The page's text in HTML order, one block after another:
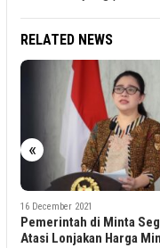
RELATED NEWS
«
16 December 2021
Pemerintah di
Tanggap Darurat